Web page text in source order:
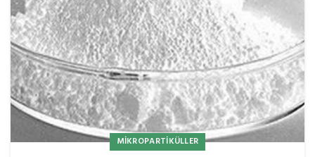
MIKROPARTIKÜLLER